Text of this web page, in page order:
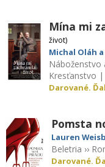
Mína mi
život)
Michal Oláh
Náboženstvo
Kresťanstvo |
Darované.
Pomsta
Lauren
Beletria ››
Darované.